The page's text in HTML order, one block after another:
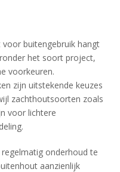
buitengebruik hangt
het soort project,
voorkeuren.
zijn uitstekende keuzes
zachthoutsoorten zoals
voor lichtere
onderhoud te
aanzienlijk